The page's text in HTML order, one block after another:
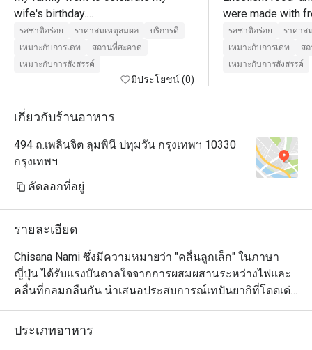
wife's birthday.
The kids were enjoying the show
presented by the chef. The service
staff was also attentive and helpful.
Always asking if they could assist
As for the food, it was delicious. The
The restaurant and staffs somehow
surprised us by bringing an Ice
cream top with a candle for my
wife's birthday. Almost all the staff
came out to sing Happy Birthday for
my wife. She was very happy about
it. These small details create a
remembrance in our mind and we will
definitely come back.
Wife is happy, kids are happy - I am
happy.
รสชาติอร่อย ราคาสมเหตุสมผล
บริการดี
เหมาะกับการเดท
สถานที่สะอาด
เหมาะกับการสังสรรค์
มีประโยชน์ (0)
were made with
and cooked to
us.
รสชาติอร่อย
ราคาส
เหมาะกับการเดท
ส
เหมาะกับการสังสรรค์
เกี่ยวกับร้านอาหาร
494 ถ.เพลินจิต ลุมพินี ปทุมวัน กรุงเทพฯ 10330
กรุงเทพฯ
คัดลอกที่อยู่
รายละเอียด
Chisana Nami ซึ่งมีความหมายว่า "คลื่นลูกเล็ก" ในภาษา
ญี่ปุ่น ได้รับแรงบันดาลใจจากการผสมผสานระหว่างไฟและ
คลื่นที่กลมกลืนกัน นำเสนอประสบการณ์เทปันยากิที่โดดเด่น
ในการเตรียมอาหารทะเล เนื้อสัตว์ และผักที่สดใหม่ด้วยกลิ่น
อายที่แท้จริงและความทันสมัย การตกแต่งภายในแบบเซน
ประเภทอาหาร